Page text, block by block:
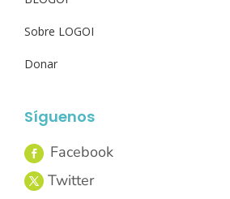
Sobre LOGOI
Donar
Síguenos